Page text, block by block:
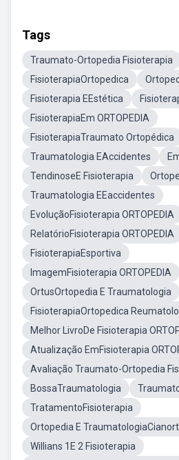
Tags
Traumato-Ortopedia Fisioterapia
FisioterapiaOrtopedica
Fisioterapia EEstética
FisioterapiaEm ORTOPEDIA
FisioterapiaTraumato Ortopédica
Traumatologia EAccidentes
TendinoseE Fisioterapia
Traumatologia EEaccidentes
EvoluçãoFisioterapia ORTOPEDIA
RelatórioFisioterapia ORTOPEDIA
FisioterapiaEsportiva
ImagemFisioterapia ORTOPEDIA
OrtusOrtopedia E Traumatologia
FisioterapiaOrtopedica
Melhor LivroDe Fisioterapia
Atualização EmFisioterapia
Avaliação Traumato-Ortopedia
BossaTraumatologia
TratamentoFisioterapia
Ortopedia E
Willians 1E 2 Fisioterapia